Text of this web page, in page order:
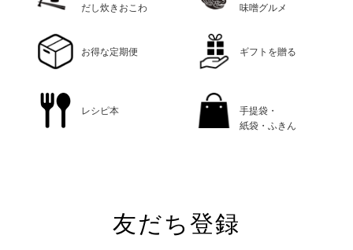
だし炊きおこわ
味噌グルメ
お得な定期便 ギフトを贈る
レシピ本
手提袋・
紙袋・ふきん
友だち登録